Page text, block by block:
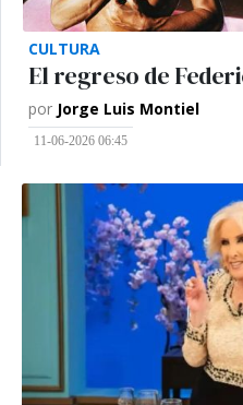
CULTURA
El regreso de
por Jorge Luis Montiel
11-06-2026 06:45